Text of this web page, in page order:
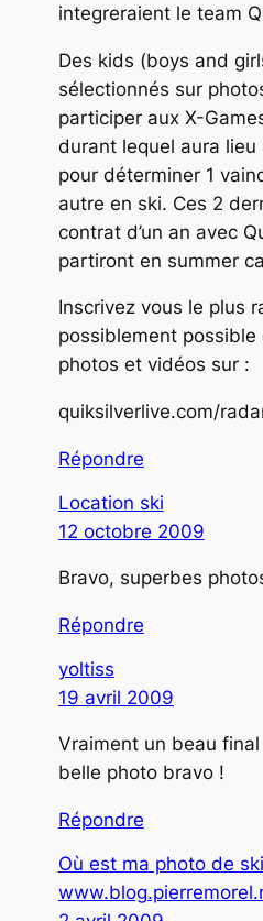
integreraient le team
Des kids (boys and
sélectionnés sur
participer aux X-
durant lequel aura lieu
pour déterminer 1
autre en ski. Ces 2
contrat d’un an avec
partiront en summer
Inscrivez vous le plus
possiblement
photos et vidéos sur :
quiksilverlive.com/
Répondre
Location ski
12 octobre 2009
Bravo, superbes
Répondre
yoltiss
19 avril 2009
Vraiment un beau
belle photo bravo !
Répondre
Où est ma photo de ski